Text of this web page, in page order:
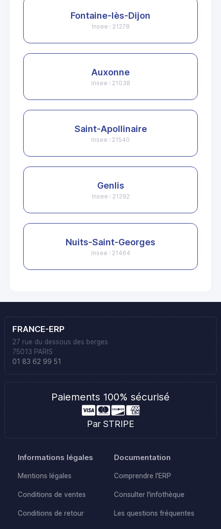
Fontaine-lès-Dijon
Insee : 21278
Auxonne
Insee : 21038
Saint-Apollinaire
Insee : 21540
Genlis
Insee : 21292
Nuits-Saint-Georges
Insee : 21464
FRANCE-ERP
27 rue du dessous des berges
75013 PARIS
01 83 62 99 51
Paiements 100% sécurisé
Par STRIPE
Informations légales
Mentions légales
Conditions de ventes
Conditions de retour
Documentation
Comprendre l'ERP
Consulter l'infothèque
Les questions fréquentes